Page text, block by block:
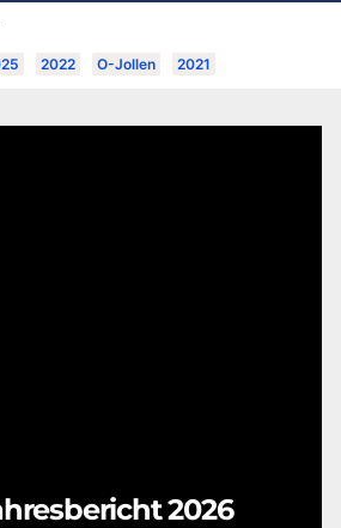
2022 O-Jollen 2021
2026